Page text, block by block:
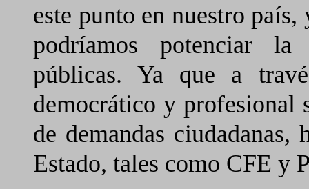
este punto en nuestro
podríamos potenciar
públicas. Ya que a
democrático y profesional
de demandas
Estado, tales como CFE y